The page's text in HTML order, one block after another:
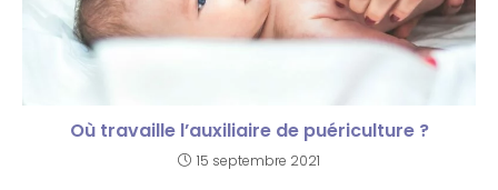
Où travaille l’auxiliaire de puériculture ?
15 septembre 2021